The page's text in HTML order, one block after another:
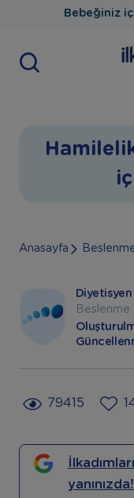
Bebeğiniz
Anasayfa
Diyetisyen
Beslenme
79415